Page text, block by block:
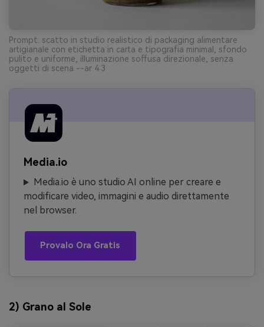
Prompt: scatto in studio realistico di packaging alimentare
artigianale con etichetta in carta e tipografia minimal, sfondo
pulito e uniforme, illuminazione soffusa direzionale, senza
oggetti di scena --ar 4:3
Media.io
Media.io è uno studio AI online per creare e
modificare video, immagini e audio direttamente
nel browser.
Provalo Ora Gratis
2) Grano al Sole